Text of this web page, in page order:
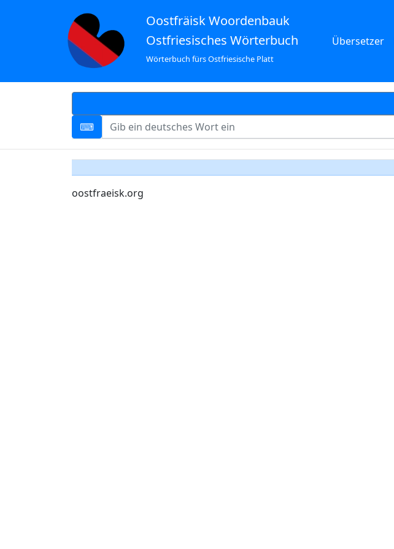
Oostfräisk Woordenbauk
Ostfriesisches Wörterbuch
Wörterbuch fürs Ostfriesische Platt
Übersetzer
oostfraeisk.org